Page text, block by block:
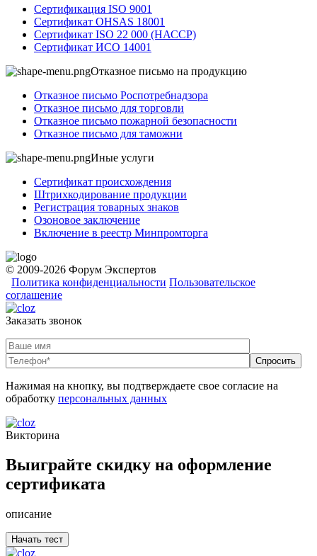
Сертификация ISO 9001
Сертификат OHSAS 18001
Сертификат ISO 22 000 (НАССР)
Сертификат ИСО 14001
Отказное письмо на продукцию
Отказное письмо Роспотребнадзора
Отказное письмо для торговли
Отказное письмо пожарной безопасности
Отказное письмо для таможни
Иные услуги
Сертификат происхождения
Штрихкодирование продукции
Регистрация товарных знаков
Озоновое заключение
Включение в реестр Минпромторга
© 2009-2026 Форум Экспертов
Политика конфиденциальности Пользовательское
соглашение
Заказать звонок
Нажимая на кнопку, вы подтверждаете свое согласие на
обработку персональных данных
Викторина
Выиграйте скидку на оформление
сертификата
описание